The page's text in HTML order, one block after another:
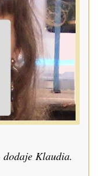
dodaje Klaudia.